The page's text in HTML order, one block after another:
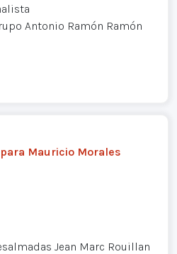
Antonio Ramón Ramón
Mauricio Morales
Jean Marc Rouillan